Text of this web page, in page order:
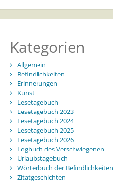
Kategorien
Allgemein
Befindlichkeiten
Erinnerungen
Kunst
Lesetagebuch
Lesetagebuch 2023
Lesetagebuch 2024
Lesetagebuch 2025
Lesetagebuch 2026
Logbuch des Verschwiegenen
Urlaubstagebuch
Wörterbuch der Befindlichkeiten
Zitatgeschichten